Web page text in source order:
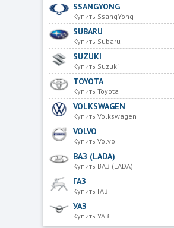
SSANGYONG
Купить SsangYong
SUBARU
Купить Subaru
SUZUKI
Купить Suzuki
TOYOTA
Купить Toyota
VOLKSWAGEN
Купить Volkswagen
VOLVO
Купить Volvo
ВАЗ (LADA)
Купить ВАЗ (LADA)
ГАЗ
Купить ГАЗ
УАЗ
Купить УАЗ